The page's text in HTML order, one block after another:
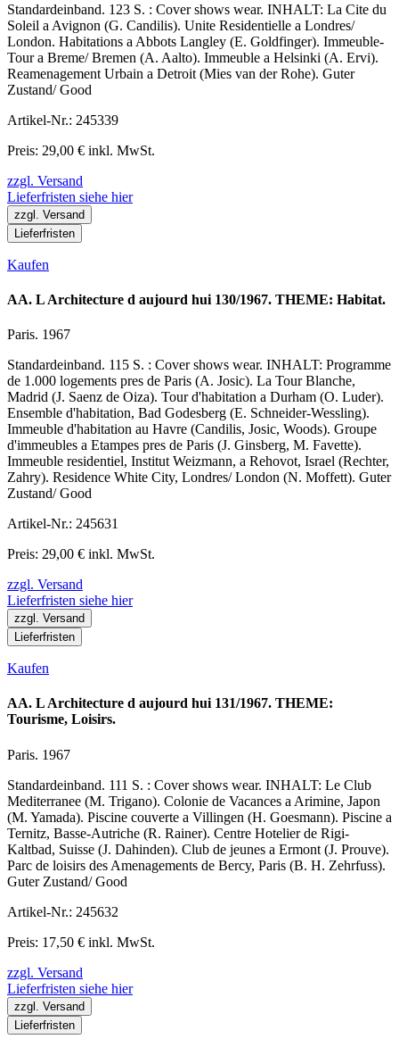
Standardeinband. 123 S. : Cover shows wear. INHALT: La Cite du
Soleil a Avignon (G. Candilis). Unite Residentielle a Londres/
London. Habitations a Abbots Langley (E. Goldfinger). Immeuble-
Tour a Breme/ Bremen (A. Aalto). Immeuble a Helsinki (A. Ervi).
Reamenagement Urbain a Detroit (Mies van der Rohe). Guter
Zustand/ Good
Artikel-Nr.: 245339
Preis: 29,00 € inkl. MwSt.
zzgl. Versand
Lieferfristen siehe hier
zzgl. Versand
Lieferfristen
Kaufen
AA. L Architecture d aujourd hui 130/1967. THEME: Habitat.
Paris. 1967
Standardeinband. 115 S. : Cover shows wear. INHALT: Programme
de 1.000 logements pres de Paris (A. Josic). La Tour Blanche,
Madrid (J. Saenz de Oiza). Tour d'habitation a Durham (O. Luder).
Ensemble d'habitation, Bad Godesberg (E. Schneider-Wessling).
Immeuble d'habitation au Havre (Candilis, Josic, Woods). Groupe
d'immeubles a Etampes pres de Paris (J. Ginsberg, M. Favette).
Immeuble residentiel, Institut Weizmann, a Rehovot, Israel (Rechter,
Zahry). Residence White City, Londres/ London (N. Moffett). Guter
Zustand/ Good
Artikel-Nr.: 245631
Preis: 29,00 € inkl. MwSt.
zzgl. Versand
Lieferfristen siehe hier
zzgl. Versand
Lieferfristen
Kaufen
AA. L Architecture d aujourd hui 131/1967. THEME:
Tourisme, Loisirs.
Paris. 1967
Standardeinband. 111 S. : Cover shows wear. INHALT: Le Club
Mediterranee (M. Trigano). Colonie de Vacances a Arimine, Japon
(M. Yamada). Piscine couverte a Villingen (H. Goesmann). Piscine a
Ternitz, Basse-Autriche (R. Rainer). Centre Hotelier de Rigi-
Kaltbad, Suisse (J. Dahinden). Club de jeunes a Ermont (J. Prouve).
Parc de loisirs des Amenagements de Bercy, Paris (B. H. Zehrfuss).
Guter Zustand/ Good
Artikel-Nr.: 245632
Preis: 17,50 € inkl. MwSt.
zzgl. Versand
Lieferfristen siehe hier
zzgl. Versand
Lieferfristen